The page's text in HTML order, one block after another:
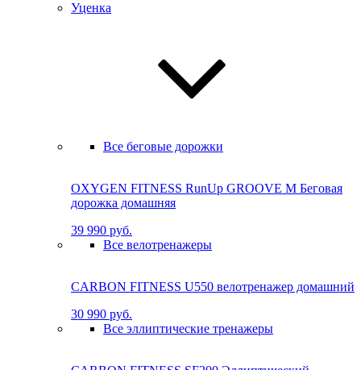
Уценка
Все беговые дорожки
OXYGEN FITNESS RunUp GROOVE M Бе­го­вая
до­рож­ка до­маш­няя
39 990 руб.
Все велотренажеры
CARBON FITNESS U550 велотренажер домашний
30 990 руб.
Все эллиптические тренажеры